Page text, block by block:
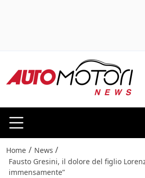
Home / News /
Fausto Gresini, il dolore del figlio
immensamente”